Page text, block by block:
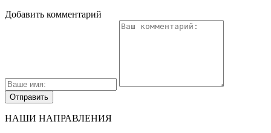
Добавить комментарий
НАШИ НАПРАВЛЕНИЯ